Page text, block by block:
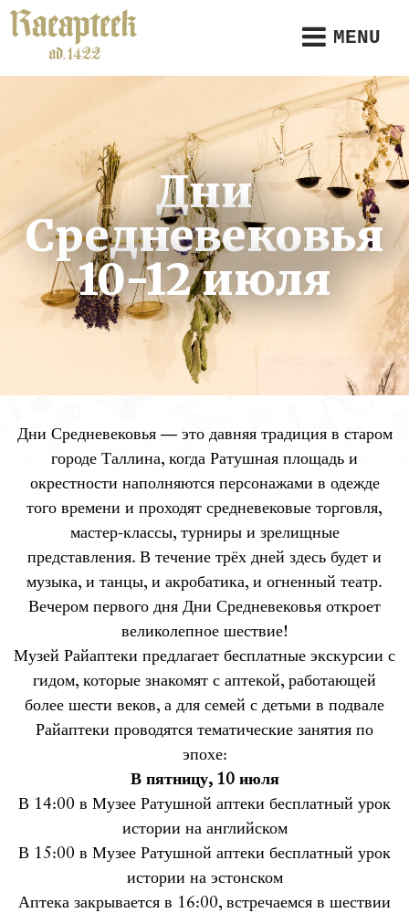
MENU
Дни
Средневековья
10-12 июля
Дни Средневековья — это давняя традиция в старом
городе Таллина, когда Ратушная площадь и
окрестности наполняются персонажами в одежде
того времени и проходят средневековые торговля,
мастер-классы, турниры и зрелищные
представления. В течение трёх дней здесь будет и
музыка, и танцы, и акробатика, и огненный театр.
Вечером первого дня Дни Средневековья откроет
великолепное шествие!
Музей Райаптеки предлагает бесплатные экскурсии с
гидом, которые знакомят с аптекой, работающей
более шести веков, а для семей с детьми в подвале
Райаптеки проводятся тематические занятия по
эпохе:
В пятницу, 10 июля
В 14:00 в Музее Ратушной аптеки бесплатный урок
истории на английском
В 15:00 в Музее Ратушной аптеки бесплатный урок
истории на эстонском
Аптека закрывается в 16:00, встречаемся в шествии